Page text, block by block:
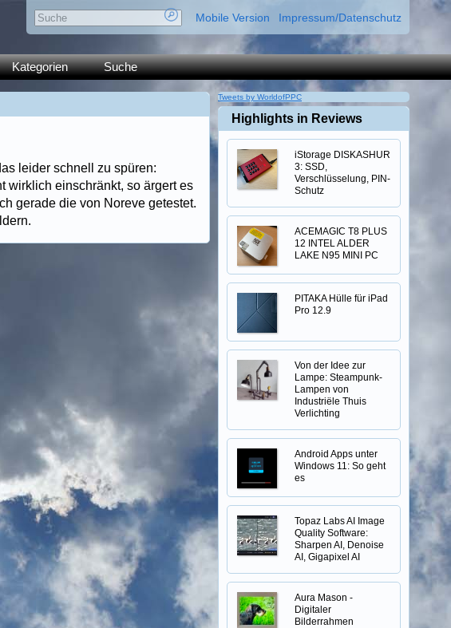
Mobile Version Impressum/Datenschutz
Kategorien Suche
leider schnell zu spüren:
wirklich einschränkt, so ärgert es
gerade die von Noreve getestet.
Tweets by WorldofPPC
Highlights in Reviews
iStorage DISKASHUR
3: SSD,
Verschlüsselung, PIN-
Schutz
ACEMAGIC T8 PLUS
12 INTEL ALDER
LAKE N95 MINI PC
PITAKA Hülle für iPad
Pro 12.9
Von der Idee zur
Lampe: Steampunk-
Lampen von
Industriële Thuis
Verlichting
Android Apps unter
Windows 11: So geht
es
Topaz Labs AI Image
Quality Software:
Sharpen AI, Denoise
AI, Gigapixel AI
Aura Mason -
Digitaler
Bilderrahmen